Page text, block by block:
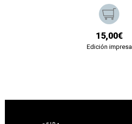
15,00€
Edición impresa